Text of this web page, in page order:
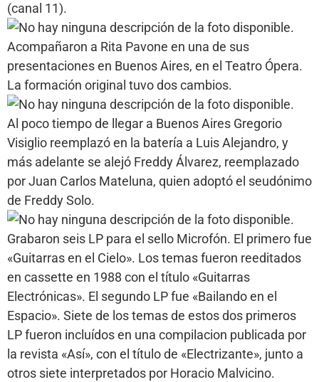
(canal 11).
Acompañaron a Rita Pavone en una de sus
presentaciones en Buenos Aires, en el Teatro Ópera.
La formación original tuvo dos cambios.
Al poco tiempo de llegar a Buenos Aires Gregorio
Visiglio reemplazó en la batería a Luis Alejandro, y
más adelante se alejó Freddy Álvarez, reemplazado
por Juan Carlos Mateluna, quien adoptó el seudónimo
de Freddy Solo.
Grabaron seis LP para el sello Microfón. El primero fue
«Guitarras en el Cielo». Los temas fueron reeditados
en cassette en 1988 con el título «Guitarras
Electrónicas». El segundo LP fue «Bailando en el
Espacio». Siete de los temas de estos dos primeros
LP fueron incluídos en una compilacion publicada por
la revista «Así», con el título de «Electrizante», junto a
otros siete interpretados por Horacio Malvicino.